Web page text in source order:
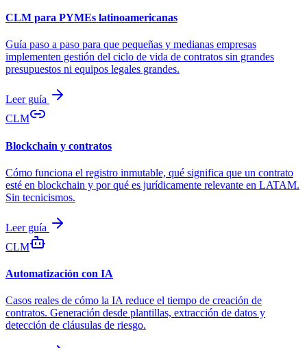
CLM para PYMEs latinoamericanas
Guía paso a paso para que pequeñas y medianas empresas
implementen gestión del ciclo de vida de contratos sin grandes
presupuestos ni equipos legales grandes.
Leer guía
CLM
Blockchain y contratos
Cómo funciona el registro inmutable, qué significa que un contrato
esté en blockchain y por qué es jurídicamente relevante en LATAM.
Sin tecnicismos.
Leer guía
CLM
Automatización con IA
Casos reales de cómo la IA reduce el tiempo de creación de
contratos. Generación desde plantillas, extracción de datos y
detección de cláusulas de riesgo.